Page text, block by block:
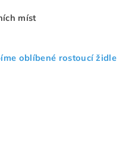
míst
oblíbené rostoucí židle